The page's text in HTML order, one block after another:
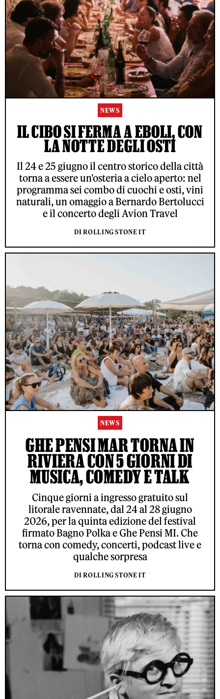
NEWS
IL CIBO SI FERMA A EBOLI, CON
LA NOTTE DEGLI OSTI
Il 24 e 25 giugno il centro storico della città
torna a essere un'osteria a cielo aperto: nel
programma sei combo di cuochi e osti, vini
naturali, un omaggio a Bernardo Bertolucci
e il concerto degli Avion Travel
DI ROLLING STONE IT
NEWS
GHE PENSI MAR TORNA IN
RIVIERA CON 5 GIORNI DI
MUSICA, COMEDY E TALK
Cinque giorni a ingresso gratuito sul
litorale ravennate, dal 24 al 28 giugno
2026, per la quinta edizione del festival
firmato Bagno Polka e Ghe Pensi MI. Che
torna con comedy, concerti, podcast live e
qualche sorpresa
DI ROLLING STONE IT